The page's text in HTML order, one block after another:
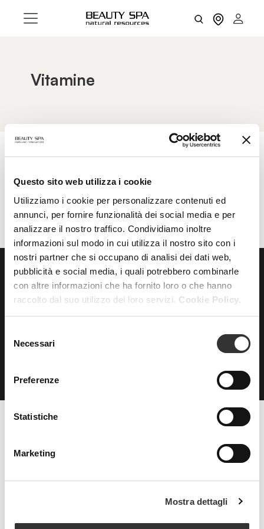
Questo sito web utilizza i cookie
Utilizziamo i cookie per personalizzare contenuti ed
annunci, per fornire funzionalità dei social media e per
analizzare il nostro traffico. Condividiamo inoltre
informazioni sul modo in cui utilizza il nostro sito con i
nostri partner che si occupano di analisi dei dati web,
pubblicità e social media, i quali potrebbero combinarle
con altre informazioni che ha fornito loro o che hanno
raccolto dal suo utilizzo dei loro servizi. Cookie Policy.
delNecessari
Preferenze
Statistiche
Marketing
Mostra dettagli
Vitamine
FILTRI
ISCRIVITIalla nostra
NEWSLETTER
Parma | Italy